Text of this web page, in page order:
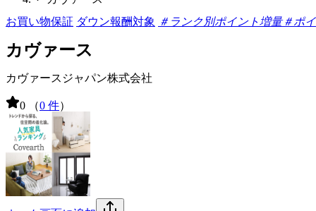
お買い物保証 ダウン報酬対象 ＃ランク別ポイント増量＃ポ
カヴァース
カヴァースジャパン株式会社
0 （0 件）